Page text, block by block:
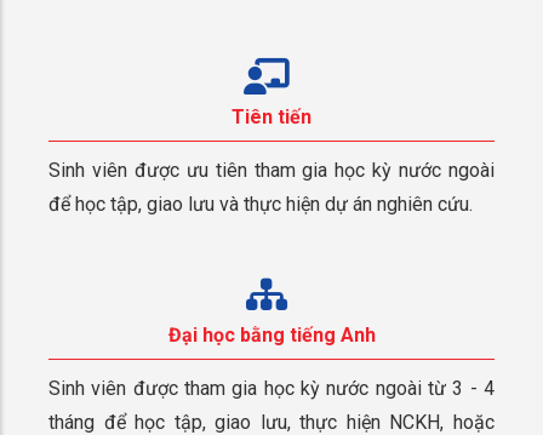
Tiên tiến
Sinh viên được ưu tiên tham gia học kỳ nước ngoài
để học tập, giao lưu và thực hiện dự án nghiên cứu.
Đại học bằng tiếng Anh
Sinh viên được tham gia học kỳ nước ngoài từ 3 - 4
tháng để học tập, giao lưu, thực hiện NCKH, hoặc